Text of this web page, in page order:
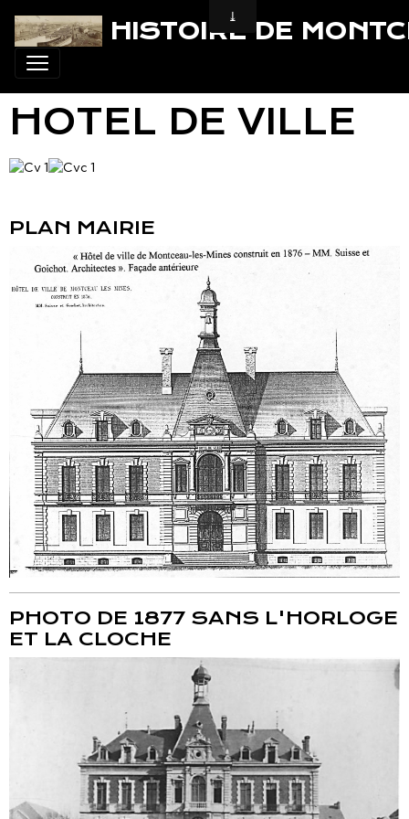
HISTOIRE DE
HOTEL DE VILLE
PLAN MAIRIE
PHOTO DE 1877 SANS L'HORLOGE
ET LA CLOCHE